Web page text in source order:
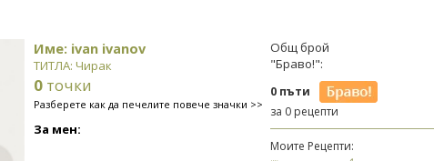
Име: ivan ivanov
ТИТЛА: Чирак
0 точки
Разберете как да печелите повече значки >>
За мен:
Общ брой
"Браво!":
0 пъти
за 0 рецепти
Моите Рецепти: